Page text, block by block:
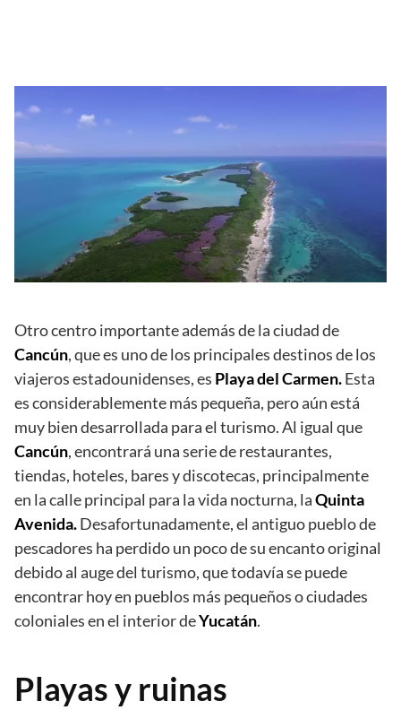
Otro centro importante además de la ciudad de
Cancún, que es uno de los principales destinos de los
viajeros estadounidenses, es Playa del Carmen.Esta
es considerablemente más pequeña, pero aún está
muy bien desarrollada para el turismo. Al igual que
Cancún, encontrará una serie de restaurantes,
tiendas, hoteles, bares y discotecas, principalmente
en la calle principal para la vida nocturna, laQuinta
Avenida.Desafortunadamente, el antiguo pueblo de
pescadores ha perdido un poco de su encanto original
debido al auge del turismo, que todavía se puede
encontrar hoy en pueblos más pequeños o ciudades
coloniales en el interior deYucatán.
Playas y ruinas